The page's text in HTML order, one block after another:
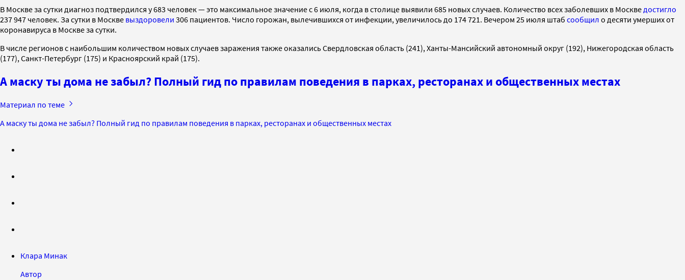
В Москве за сутки диагноз подтвердился у 683 человек — это максимальное значение с 6 июля, когда в столице выявили 685 новых случаев. Количество всех заболевших в Москве достигло
237 947 человек. За сутки в Москве выздоровели 306 пациентов. Число горожан, вылечившихся от инфекции, увеличилось до 174 721. Вечером 25 июля штаб сообщил о десяти умерших от
коронавируса в Москве за сутки.
В числе регионов с наибольшим количеством новых случаев заражения также оказались Свердловская область (241), Ханты-Мансийский автономный округ (192), Нижегородская область
(177), Санкт-Петербург (175) и Красноярский край (175).
А маску ты дома не забыл? Полный гид по правилам поведения в парках, ресторанах и общественных местах
Материал по теме
А маску ты дома не забыл? Полный гид по правилам поведения в парках, ресторанах и общественных местах
Клара Минак
Автор